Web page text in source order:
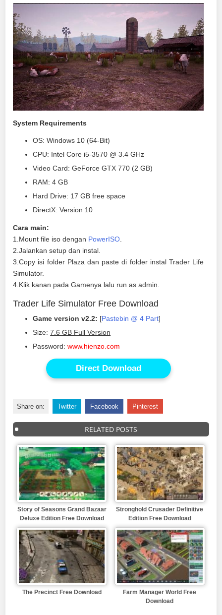
System Requirements
OS: Windows 10 (64-Bit)
CPU: Intel Core i5-3570 @ 3.4 GHz
Video Card: GeForce GTX 770 (2 GB)
RAM: 4 GB
Hard Drive: 17 GB free space
DirectX: Version 10
Cara main:
1.Mount file iso dengan PowerISO
2.Jalankan setup dan instal.
3.Copy isi folder Plaza dan paste di folder instal Trader Life
Simulator.
4.Klik kanan pada Gamenya lalu run as admin.
Trader Life Simulator Free Download
Game version v2.2: [Pastebin @ 4 Part]
Size:7.6 GB Full Version
Password:www.hienzo.com
Direct Download
Share on: Twitter Facebook Pinterest
RELATED POSTS
Story of Seasons Grand Bazaar
Deluxe Edition Free Download
Stronghold Crusader Definitive
Edition Free Download
The Precinct Free Download
Farm Manager World Free
Download